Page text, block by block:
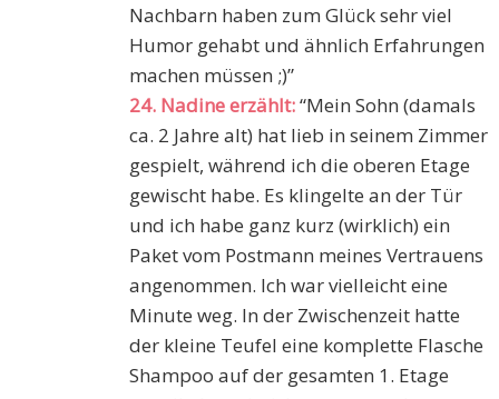
Nachbarn haben zum Glück sehr viel
Humor gehabt und ähnlich Erfahrungen
machen müssen ;)”
24. Nadine erzählt:“Mein Sohn (damals
ca. 2 Jahre alt) hat lieb in seinem Zimmer
gespielt, während ich die oberen Etage
gewischt habe. Es klingelte an der Tür
und ich habe ganz kurz (wirklich) ein
Paket vom Postmann meines Vertrauens
angenommen. Ich war vielleicht eine
Minute weg. In der Zwischenzeit hatte
der kleine Teufel eine komplette Flasche
Shampoo auf der gesamten 1. Etage